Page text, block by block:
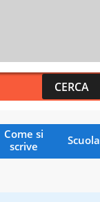
Come si
scrive
Scuola